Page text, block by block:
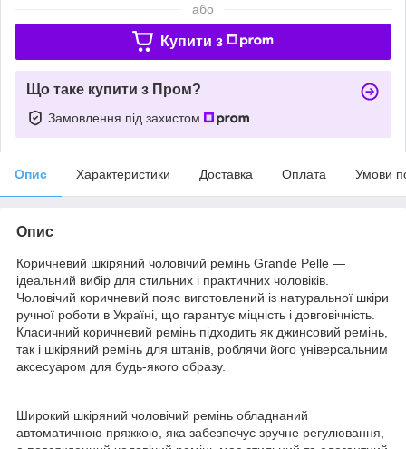
або
Купити з
Що таке купити з Пром?
Замовлення під захистом
Опис Характеристики Доставка Оплата Умови
Опис
Коричневий шкіряний чоловічий ремінь Grande Pelle —
ідеальний вибір для стильних і практичних чоловіків.
Чоловічий коричневий пояс виготовлений із натуральної шкіри
ручної роботи в Україні, що гарантує міцність і довговічність.
Класичний коричневий ремінь підходить як джинсовий ремінь,
так і шкіряний ремінь для штанів, роблячи його універсальним
аксесуаром для будь-якого образу.
Широкий шкіряний чоловічий ремінь обладнаний
автоматичною пряжкою, яка забезпечує зручне регулювання,